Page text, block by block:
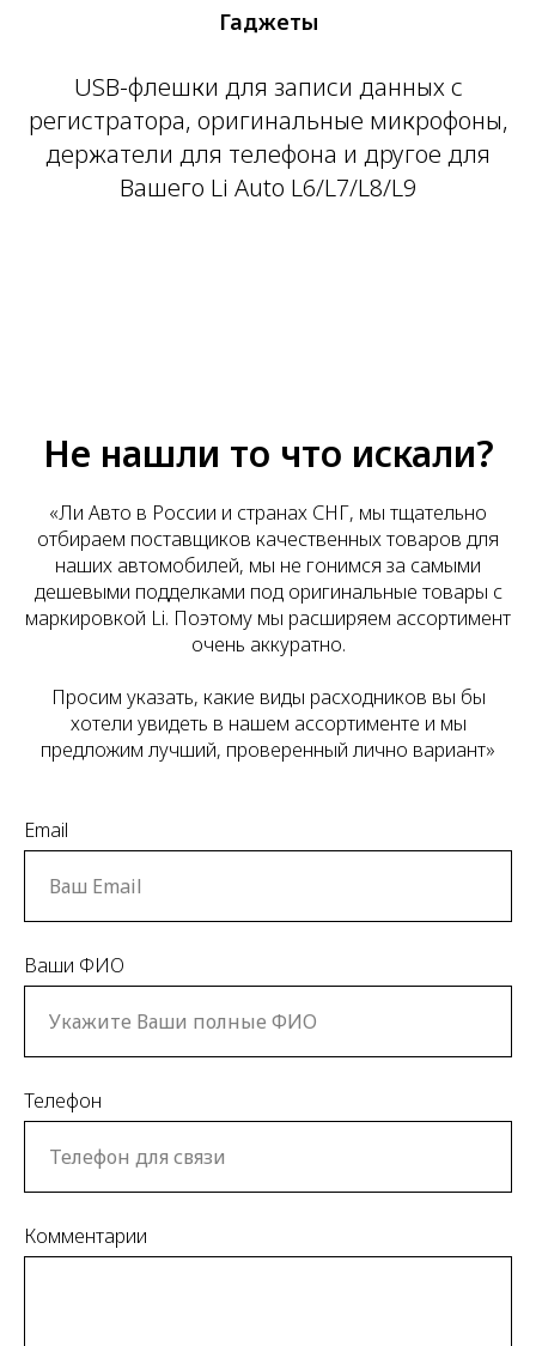
Гаджеты
USB-флешки для записи данных с
регистратора, оригинальные микрофоны,
держатели для телефона и другое для
Вашего Li Auto L6/L7/L8/L9
Не нашли то что искали?
«Ли Авто в России и странах СНГ, мы тщательно
отбираем поставщиков качественных товаров для
наших автомобилей, мы не гонимся за самыми
дешевыми подделками под оригинальные товары с
маркировкой Li. Поэтому мы расширяем ассортимент
очень аккуратно.
Просим указать, какие виды расходников вы бы
хотели увидеть в нашем ассортименте и мы
предложим лучший, проверенный лично вариант»
Email
Ваши ФИО
Телефон
Комментарии